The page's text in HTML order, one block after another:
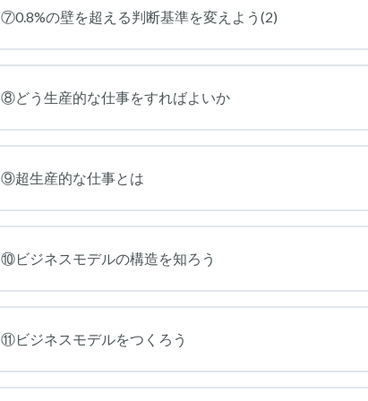
⑦0.8%の壁を超える判断基準を変えよう(2)
⑧どう生産的な仕事をすればよいか
⑨超生産的な仕事とは
⑩ビジネスモデルの構造を知ろう
⑪ビジネスモデルをつくろう